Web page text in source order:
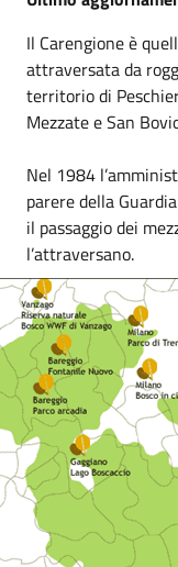
Il Carengione è
attraversata da
territorio di
Mezzate e San
Nel 1984
parere della
il passaggio dei
l’attraversano.